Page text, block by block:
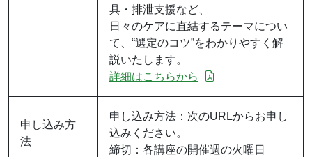
具・排泄支援など、
日々のケアに直結するテーマについ
て、“選定のコツ”をわかりやすく解
説いたします。
詳細はこちらから
申し込み方
法
申し込み方法：次のURLからお申し
込みください。
締切：各講座の開催週の火曜日